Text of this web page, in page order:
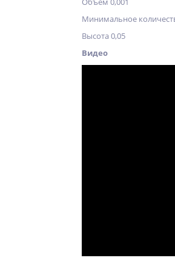
Минимальное
Высота 0,05
Видео